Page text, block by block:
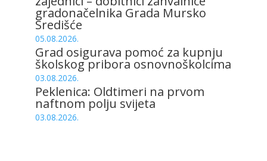
gradonačelnika Grada Mursko
Središće
05.08.2026.
Grad osigurava pomoć za kupnju
školskog pribora osnovnoškolcima
03.08.2026.
Peklenica: Oldtimeri na prvom
naftnom polju svijeta
03.08.2026.